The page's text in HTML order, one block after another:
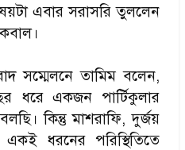
এবার সরাসরি তুললেন
সম্মেলনে তামিম বলেন,
ধরে একজন পার্টিকুলার
কিন্তু মাশরাফি, দুর্জয়
ধরনের পরিস্থিতিতে